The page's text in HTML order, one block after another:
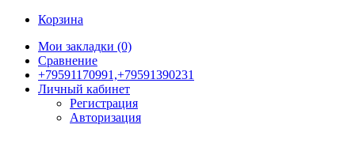
Корзина
Мои закладки (0)
Сравнение
+79591170991,+79591390231
Личный кабинет
Регистрация
Авторизация